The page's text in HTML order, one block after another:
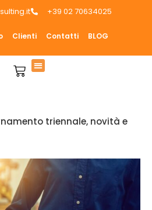
+39 02 70634025
Clienti Contatti BLOG
triennale, novità e